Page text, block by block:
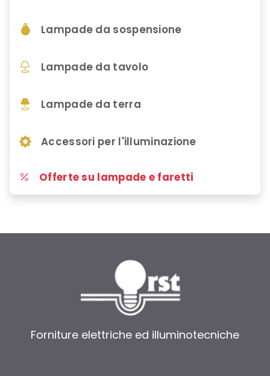
Lampade da sospensione
Lampade da tavolo
Lampade da terra
Accessori per l'illuminazione
Offerte su lampade e faretti
Forniture elettriche ed illuminotecniche